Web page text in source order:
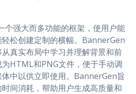
个强大而多功能的框架，使用户能
松创建定制的横幅。BannerGen
真实布局中学习并理解背景和前
HTML和PNG文件，便于手动调
中以供立即使用。BannerGen旨
间消耗，帮助用户生成高质量和